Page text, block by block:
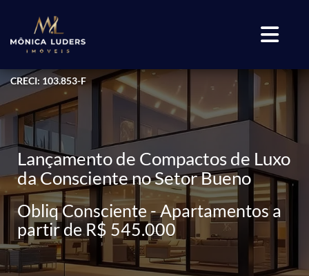
CRECI: 103.853-F
Lançamento de Compactos de Luxo
da Consciente no Setor Bueno
Obliq Consciente - Apartamentos a
partir de R$ 545.000